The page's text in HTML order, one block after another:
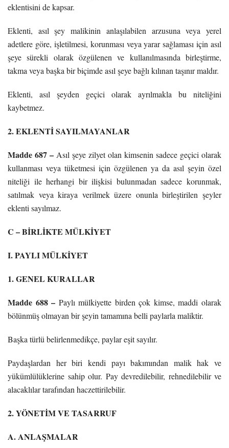
eklentisini de kapsar.
Eklenti, asıl şey malikinin anlaşılabilen arzusuna veya yerel
adetlere göre, işletilmesi, korunması veya yarar sağlaması için asıl
şeye sürekli olarak özgülenen ve kullanılmasında birleştirme,
takma veya başka bir biçimde asıl şeye bağlı kılınan taşınır maldır.
Eklenti, asıl şeyden geçici olarak ayrılmakla bu niteliğini
kaybetmez.
2. EKLENTİ SAYILMAYANLAR
Madde 687 – Asıl şeye zilyet olan kimsenin sadece geçici olarak
kullanması veya tüketmesi için özgülenen ya da asıl şeyin özel
niteliği ile herhangi bir ilişkisi bulunmadan sadece korunmak,
satılmak veya kiraya verilmek üzere onunla birleştirilen şeyler
eklenti sayılmaz.
C – BİRLİKTE MÜLKİYET
I. PAYLI MÜLKİYET
1. GENEL KURALLAR
Madde 688 – Paylı mülkiyette birden çok kimse, maddi olarak
bölünmüş olmayan bir şeyin tamamına belli paylarla maliktir.
Başka türlü belirlenmedikçe, paylar eşit sayılır.
Paydaşlardan her biri kendi payı bakımından malik hak ve
yükümlülüklerine sahip olur. Pay devredilebilir, rehnedilebilir ve
alacaklılar tarafından haczettirilebilir.
2. YÖNETİM VE TASARRUF
A. ANLAŞMALAR